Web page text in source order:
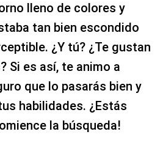
lleno de colores y
tan bien escondido
¿Y tú? ¿Te gustan
Si es así, te animo a
que lo pasarás bien y
habilidades. ¿Estás
la búsqueda!